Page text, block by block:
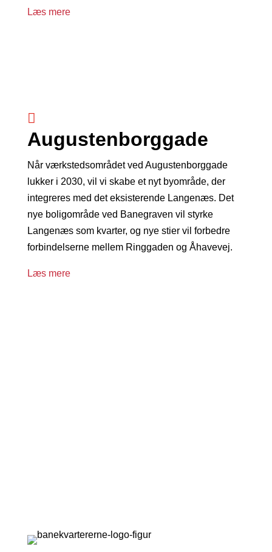
Læs mere

Augustenborggade
Når værkstedsområdet ved Augustenborggade
lukker i 2030, vil vi skabe et nyt byområde, der
integreres med det eksisterende Langenæs. Det
nye boligområde ved Banegraven vil styrke
Langenæs som kvarter, og nye stier vil forbedre
forbindelserne mellem Ringgaden og Åhavevej.
Læs mere